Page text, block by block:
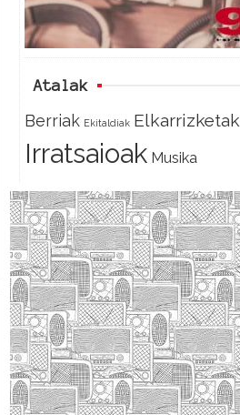
o r
Atalak
Berriak Ekitaldiak Elkarrizketak
Irratsaioak Musika